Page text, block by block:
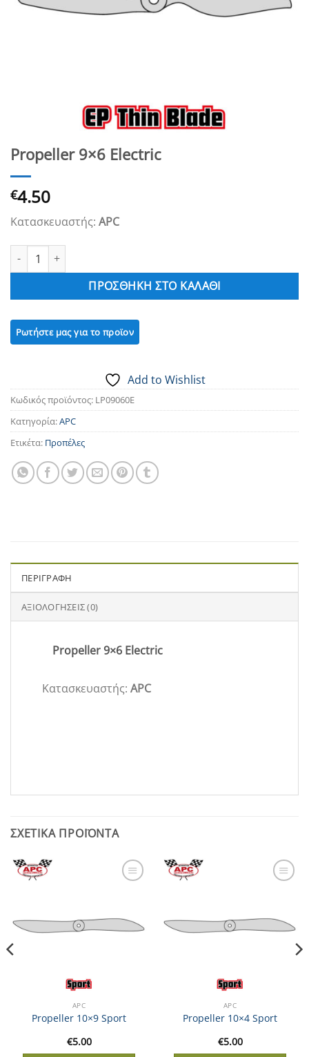
Propeller 9×6 Electric
€4.50
Κατασκευαστής: APC
Propeller 9x6 Electric ποσότητα
ΠΡΟΣΘΉΚΗ ΣΤΟ ΚΑΛΆΘΙ
Add to Wishlist
Κωδικός προϊόντος: LP09060E
Κατηγορία:APC
Ετικέτα: Προπέλες
ΠΕΡΙΓΡΑΦΉ
ΑΞΙΟΛΟΓΉΣΕΙΣ (0)
Propeller 9×6 Electric
Κατασκευαστής: APC
ΣΧΕΤΙΚΆ ΠΡΟΪΌΝΤΑ
APC
Propeller 10×9 Sport
€5.00
APC
Propeller 10×4 Sport
€5.00